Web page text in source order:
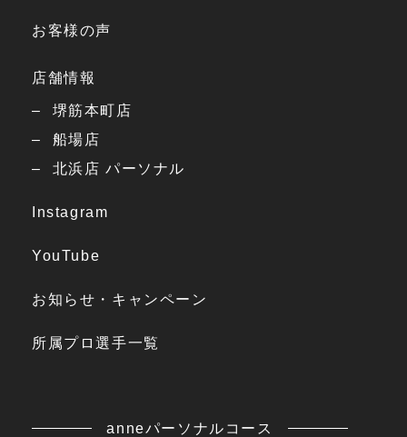
お客様の声
店舗情報
堺筋本町店
船場店
北浜店 パーソナル
Instagram
YouTube
お知らせ・キャンペーン
所属プロ選手一覧
anneパーソナルコース